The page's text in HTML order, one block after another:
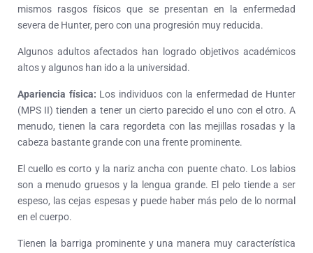
mismos rasgos físicos que se presentan en la enfermedad
severa de Hunter, pero con una progresión muy reducida.
Algunos adultos afectados han logrado objetivos académicos
altos y algunos han ido a la universidad.
Apariencia física: Los individuos con la enfermedad de Hunter
(MPS II) tienden a tener un cierto parecido el uno con el otro. A
menudo, tienen la cara regordeta con las mejillas rosadas y la
cabeza bastante grande con una frente prominente.
El cuello es corto y la nariz ancha con puente chato. Los labios
son a menudo gruesos y la lengua grande. El pelo tiende a ser
espeso, las cejas espesas y puede haber más pelo de lo normal
en el cuerpo.
Tienen la barriga prominente y una manera muy característica